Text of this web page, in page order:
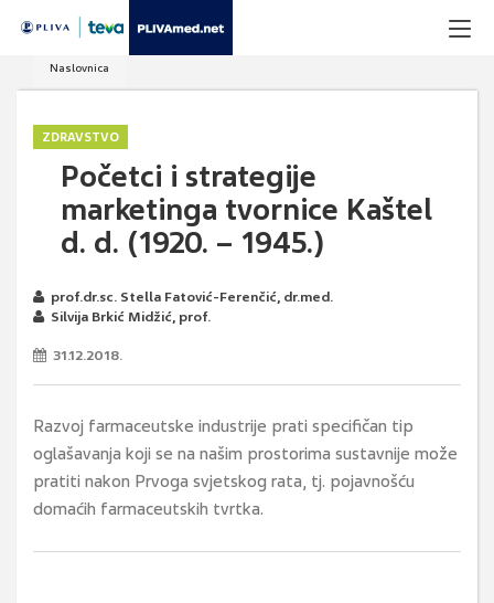
Naslovnica
ZDRAVSTVO
Početci i strategije
marketinga tvornice Kaštel
d. d. (1920. – 1945.)
prof.dr.sc. Stella Fatović-Ferenčić, dr.med.
Silvija Brkić Midžić, prof.
31.12.2018.
Razvoj farmaceutske industrije prati specifičan tip
oglašavanja koji se na našim prostorima sustavnije može
pratiti nakon Prvoga svjetskog rata, tj. pojavnošću
domaćih farmaceutskih tvrtka.